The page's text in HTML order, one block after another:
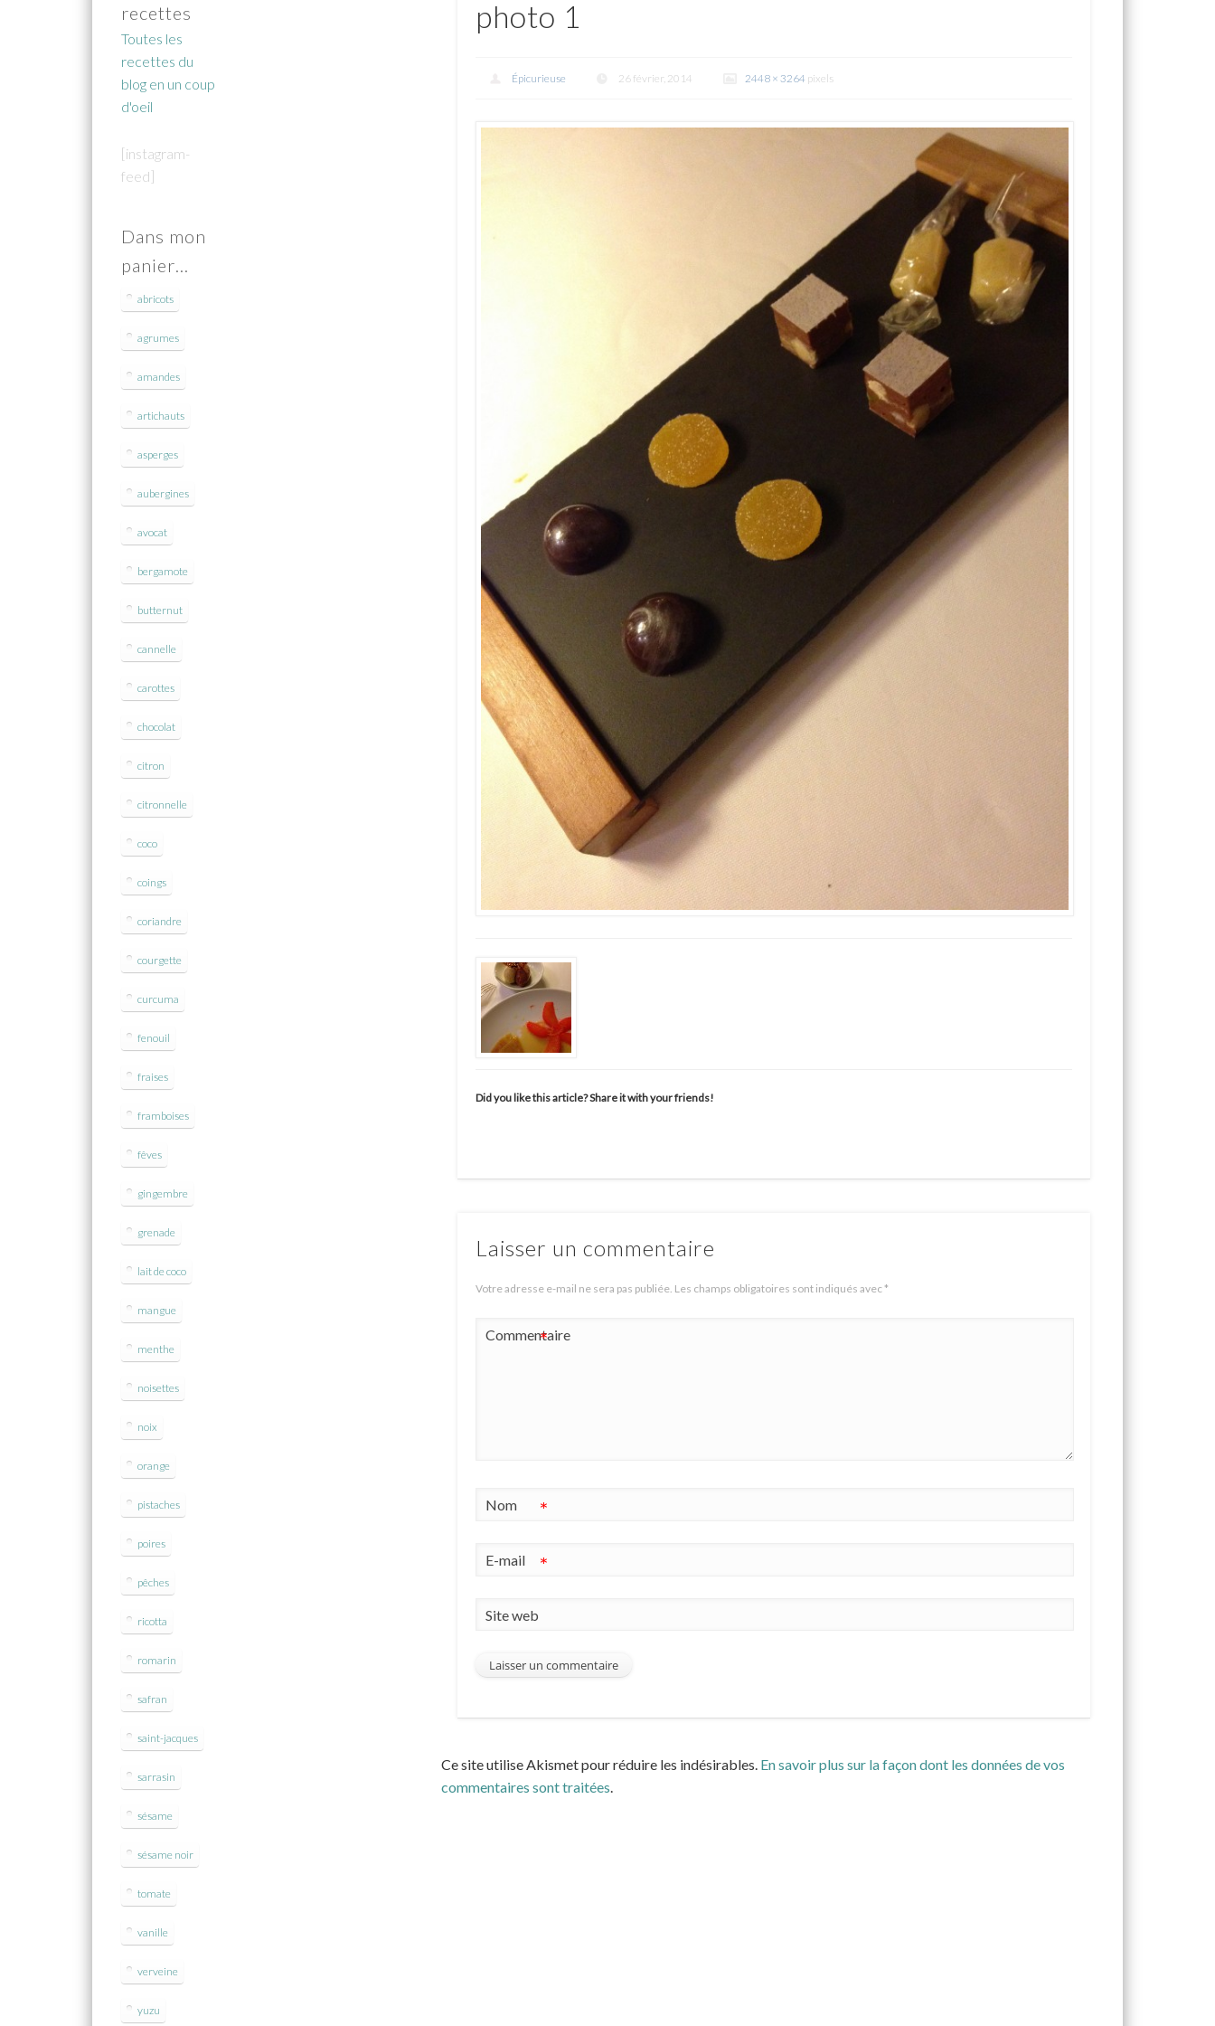
photo 1
Épicurieuse 26 février, 2014 2448 × 3264 pixels
Did you like this article? Share it with your friends!
Laisser un commentaire
Votre adresse e-mail ne sera pas publiée. Les champs obligatoires sont indiqués avec*
Commentaire
*
Nom *
E-mail *
Site web
Ce site utilise Akismet pour réduire les indésirables. En savoir plus sur la façon dont les données de vos
commentaires sont traitées.
recettes
Toutes les
recettes du
blog en un coup
d'oeil
[instagram-
feed]
Dans mon
panier…
abricots
agrumes
amandes
artichauts
asperges
aubergines
avocat
bergamote
butternut
cannelle
carottes
chocolat
citron
citronnelle
coco
coings
coriandre
courgette
curcuma
fenouil
fraises
framboises
fêves
gingembre
grenade
lait de coco
mangue
menthe
noisettes
noix
orange
pistaches
poires
pêches
ricotta
romarin
safran
saint-jacques
sarrasin
sésame
sésame noir
tomate
vanille
verveine
yuzu